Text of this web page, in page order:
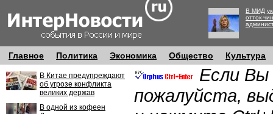
В МИД
отток
Главное Политика Экономика Общество Культура
В Китае предупреждают
об угрозе конфликта
великих держав
В одной из кофеен
Если Вы
пожалуйста,